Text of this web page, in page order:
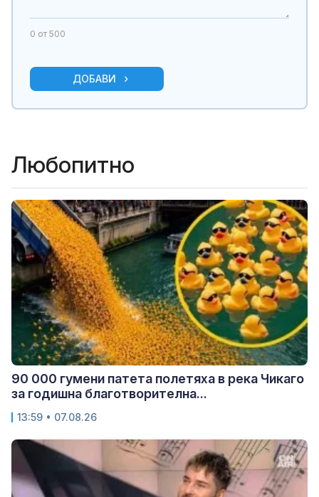
0 от 500
ДОБАВИ
Любопитно
90 000 гумени патета полетяха в река Чикаго
за годишна благотворителна...
13:59 • 07.08.26